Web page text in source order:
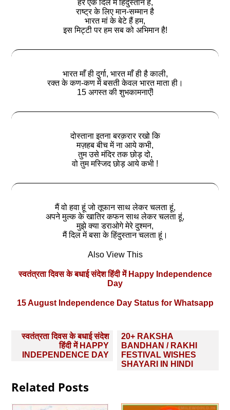
हर एक दिल में हिंदुस्तान है,
राष्ट्र के लिए मान-सम्मान है
भारत मां के बेटे हैं हम,
इस मिट्टी पर हम सब को अभिमान है!
भारत माँ ही दुर्गा, भारत माँ ही है काली,
रक्त के कण-कण में बसती केवल भारत माता ही।
15 अगस्त की शुभकामनाएँ!
दोस्ताना इतना बरक़रार रखो कि
मज़हब बीच में ना आये कभी,
तुम उसे मंदिर तक छोड़ दो,
वो तुम मस्जिद छोड़ आये कभी !
मैं वो हवा हूं जो तूफान साथ लेकर चलता हूं,
अपने मुल्क के खातिर कफन साथ लेकर चलता हूं,
मुझे क्या डराओगे मेरे दुश्मन,
मैं दिल में बसा के हिंदुस्तान चलता हूं।
Also View This
स्‍वतंत्रता दिवस के बधाई संदेश हिंदी में Happy Independence
Day
15 August Independence Day Status for Whatsapp
Post
navigation
स्‍वतंत्रता दिवस के बधाई संदेश
हिंदी में HAPPY
INDEPENDENCE DAY
20+ RAKSHA
BANDHAN / RAKHI
FESTIVAL WISHES
SHAYARI IN HINDI
Related Posts